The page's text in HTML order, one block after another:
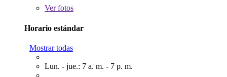
Verfotos
Horario estándar
Mostrar todas
Lun. - jue.: 7 a. m. - 7 p. m.